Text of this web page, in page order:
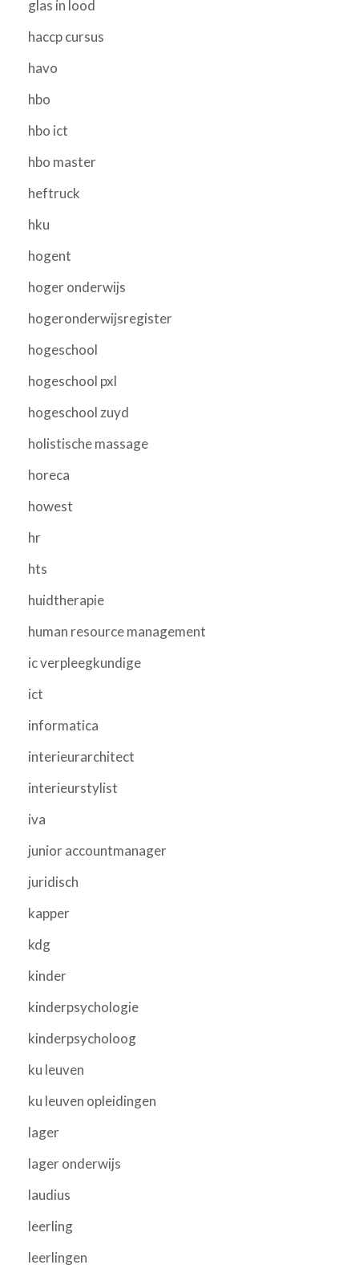
glas in lood
haccp cursus
havo
hbo
hbo ict
hbo master
heftruck
hku
hogent
hoger onderwijs
hogeronderwijsregister
hogeschool
hogeschool pxl
hogeschool zuyd
holistische massage
horeca
howest
hr
hts
huidtherapie
human resource management
ic verpleegkundige
ict
informatica
interieurarchitect
interieurstylist
iva
junior accountmanager
juridisch
kapper
kdg
kinder
kinderpsychologie
kinderpsycholoog
ku leuven
ku leuven opleidingen
lager
lager onderwijs
laudius
leerling
leerlingen